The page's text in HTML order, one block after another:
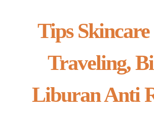
Tips Skincare
Traveling,
Liburan Anti